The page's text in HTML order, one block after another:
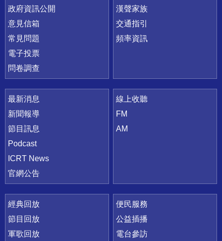
政府資訊公開
意見信箱
常見問題
電子投票
問卷調查
漢聲家族
交通指引
頻率資訊
最新消息
新聞報導
節目訊息
Podcast
ICRT News
官網公告
線上收聽
FM
AM
經典回放
節目回放
軍歌回放
便民服務
公益插播
電台參訪